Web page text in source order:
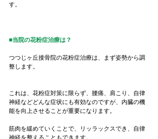
す。
■当院の花粉症治療は？
つつじヶ丘接骨院の花粉症治療は、まず姿勢から調
整します。
これは、花粉症対策に限らず、腰痛、肩こり、自律
神経などどんな症状にも有効なのですが、内臓の機
能を向上させることが重要になります。
筋肉を緩めていくことで、リッラックスでき、自律